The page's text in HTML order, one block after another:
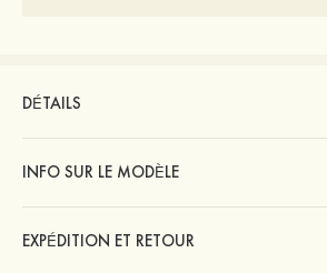
DÉTAILS
INFO SUR LE MODÈLE
EXPÉDITION ET RETOUR